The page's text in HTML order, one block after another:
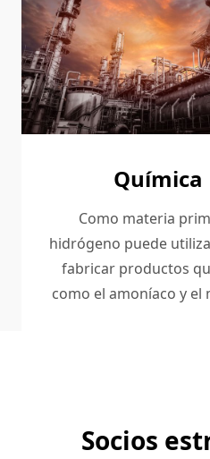
Química
Como materia
hidrógeno puede
fabricar productos
como el amoníaco y el
Socios